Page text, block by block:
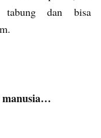
dan bisa
manusia…